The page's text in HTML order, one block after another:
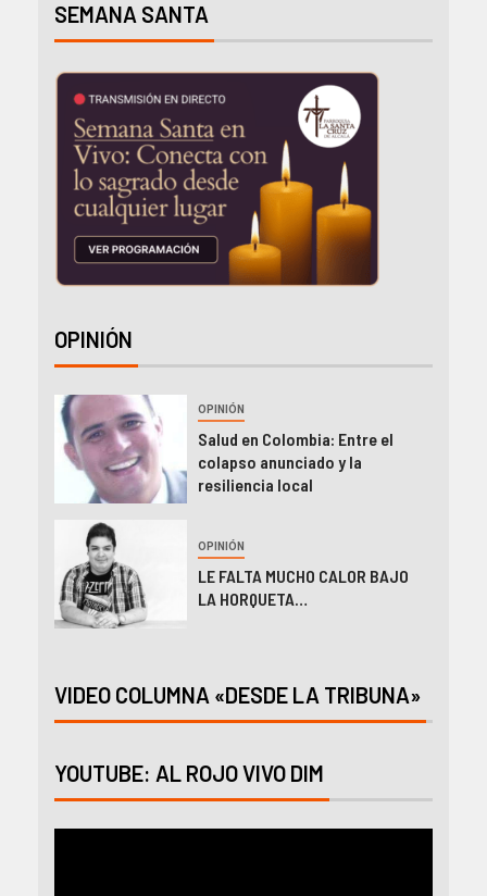
SEMANA SANTA
OPINIÓN
OPINIÓN
Salud en Colombia: Entre el
colapso anunciado y la
resiliencia local
OPINIÓN
LE FALTA MUCHO CALOR BAJO
LA HORQUETA…
VIDEO COLUMNA «DESDE LA TRIBUNA»
YOUTUBE: AL ROJO VIVO DIM